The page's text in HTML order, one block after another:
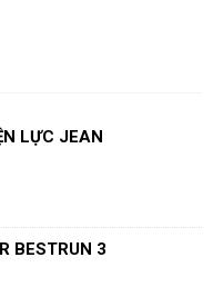
LỰC JEAN
BESTRUN 3